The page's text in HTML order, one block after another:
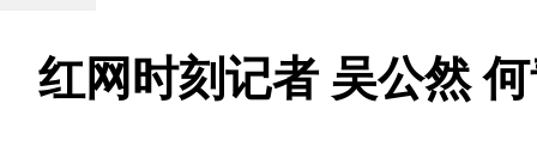
红网时刻记者 吴公然